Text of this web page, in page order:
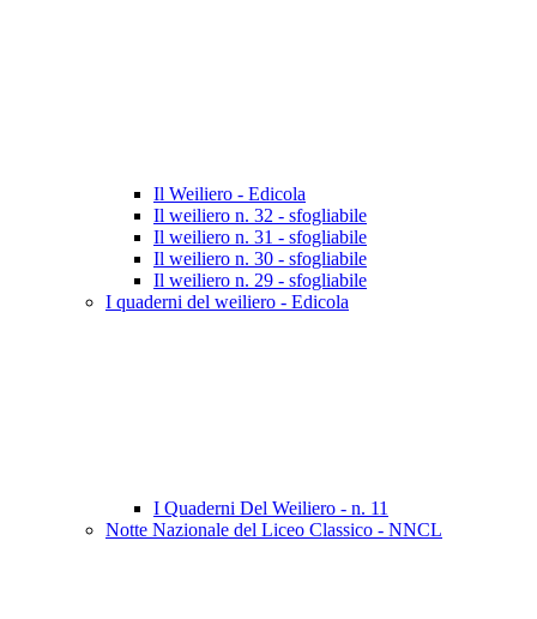
Il Weiliero - Edicola
Il weiliero n. 32 - sfogliabile
Il weiliero n. 31 - sfogliabile
Il weiliero n. 30 - sfogliabile
Il weiliero n. 29 - sfogliabile
I quaderni del weiliero - Edicola
I Quaderni Del Weiliero - n. 11
Notte Nazionale del Liceo Classico - NNCL